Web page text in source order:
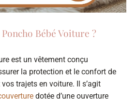
Poncho Bébé Voiture ?
est un vêtement conçu
la protection et le confort de
trajets en voiture. Il s’agit
dotée d’une ouverture